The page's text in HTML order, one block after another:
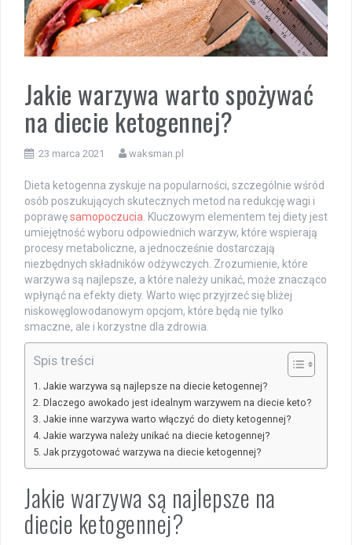
Jakie warzywa warto spożywać
na diecie ketogennej?
23 marca 2021 waksman.pl
Dieta ketogenna zyskuje na popularności, szczególnie wśród
osób poszukujących skutecznych metod na redukcję wagi i
poprawęsamopoczucia. Kluczowym elementem tej diety jest
umiejętność wyboru odpowiednich warzyw, które wspierają
procesy metaboliczne, a jednocześnie dostarczają
niezbędnych składników odżywczych. Zrozumienie, które
warzywa są najlepsze, a które należy unikać, może znacząco
wpłynąć na efekty diety. Warto więc przyjrzeć się bliżej
niskowęglowodanowym opcjom, które będą nie tylko
smaczne, ale i korzystne dla zdrowia.
Spis treści
Jakie warzywa są najlepsze na diecie ketogennej?
Dlaczego awokado jest idealnym warzywem na diecie keto?
Jakie inne warzywa warto włączyć do diety ketogennej?
Jakie warzywa należy unikać na diecie ketogennej?
Jak przygotować warzywa na diecie ketogennej?
Jakie warzywa są najlepsze na
diecie ketogennej?